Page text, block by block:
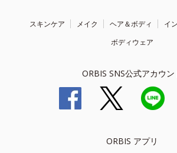
スキンケア メイク ヘア＆ボディ
イ
ボディウェア
ORBIS SNS公式アカウン
ORBIS アプリ